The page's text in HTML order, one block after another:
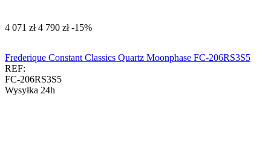
‍4 071‍ zł ‍4 790‍ zł -15%
Frederique Constant Classics Quartz Moonphase FC-206RS3S5
REF:
FC-206RS3S5
Wysyłka 24h